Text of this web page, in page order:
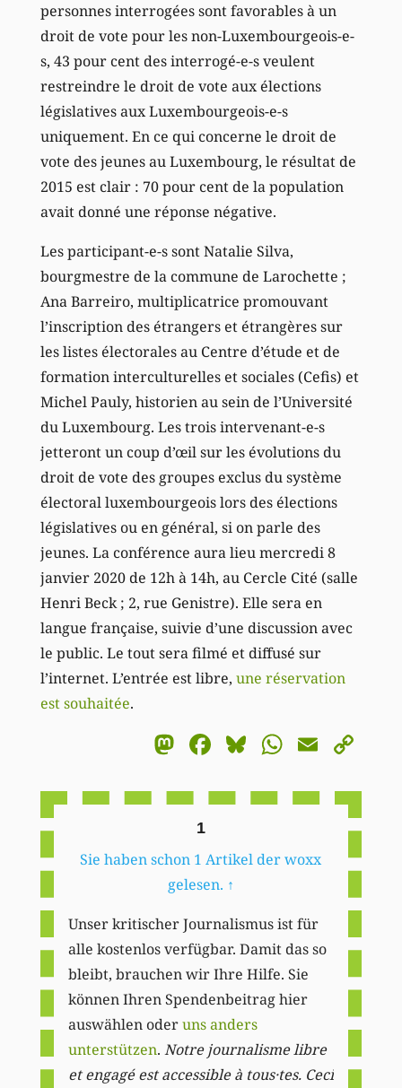
personnes interrogées sont favorables à un
droit de vote pour les non-Luxembourgeois-e-
s, 43 pour cent des interrogé-e-s veulent
restreindre le droit de vote aux élections
législatives aux Luxembourgeois-e-s
uniquement. En ce qui concerne le droit de
vote des jeunes au Luxembourg, le résultat de
2015 est clair : 70 pour cent de la population
avait donné une réponse négative.
Les participant-e-s sont Natalie Silva,
bourgmestre de la commune de Larochette ;
Ana Barreiro, multiplicatrice promouvant
l’inscription des étrangers et étrangères sur
les listes électorales au Centre d’étude et de
formation interculturelles et sociales (Cefis) et
Michel Pauly, historien au sein de l’Université
du Luxembourg. Les trois intervenant-e-s
jetteront un coup d’œil sur les évolutions du
droit de vote des groupes exclus du système
électoral luxembourgeois lors des élections
législatives ou en général, si on parle des
jeunes. La conférence aura lieu mercredi 8
janvier 2020 de 12h à 14h, au Cercle Cité (salle
Henri Beck ; 2, rue Genistre). Elle sera en
langue française, suivie d’une discussion avec
le public. Le tout sera filmé et diffusé sur
l’internet. L’entrée est libre, une réservation
est souhaitée.
Mastodon
Facebook
BlueskyEmail
1
Sie haben schon 1 Artikel der woxx
gelesen. ↑
Unser kritischer Journalismus ist für
alle kostenlos verfügbar. Damit das so
bleibt, brauchen wir Ihre Hilfe. Sie
können Ihren Spendenbeitrag hier
auswählen oderuns anders
unterstützen. Notre journalisme libre
et engagé est accessible à tous·tes. Ceci